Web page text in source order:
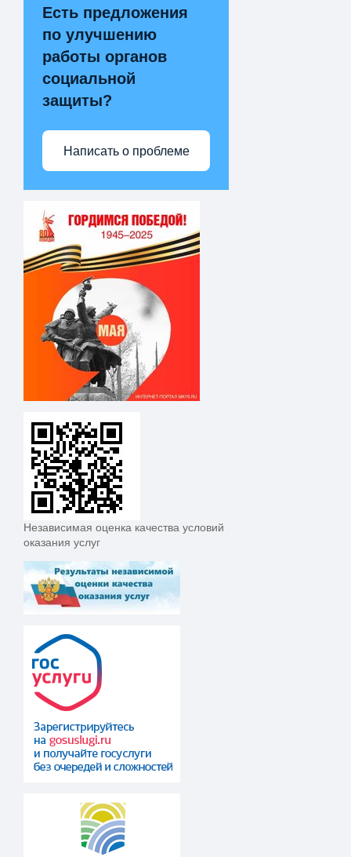
Есть предложения
по улучшению
работы органов
социальной
защиты?
Написать о проблеме
Независимая оценка качества условий
оказания услуг